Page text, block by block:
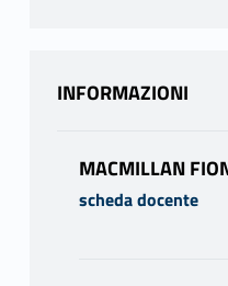
INFORMAZIONI
MACMILLAN
scheda docente